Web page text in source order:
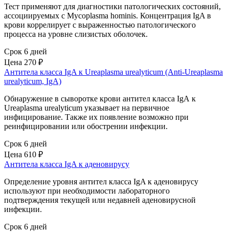
Тест применяют для диагностики патологических состояний,
ассоциируемых с Mycoplasma hominis. Концентрация IgA в
крови коррелирует с выраженностью патологического
процесса на уровне слизистых оболочек.
Срок 6 дней
Цена 270 ₽
Антитела класса IgA к Ureaplasma urealyticum (Anti-Ureaplasma
urealyticum, IgA)
Обнаружение в сыворотке крови антител класса IgА к
Ureaplasma urealyticum указывает на первичное
инфицирование. Также их появление возможно при
реинфицировании или обострении инфекции.
Срок 6 дней
Цена 610 ₽
Антитела класса IgA к аденовирусу
Определение уровня антител класса IgA к аденовирусу
используют при необходимости лабораторного
подтверждения текущей или недавней аденовирусной
инфекции.
Срок 6 дней